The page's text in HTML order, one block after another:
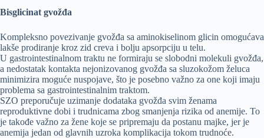
Bisglicinat gvožđa
Kompleksno povezivanje gvožđa sa aminokiselinom glicin omogućava
lakše prodiranje kroz zid creva i bolju apsorpciju u telu.
U gastrointestinalnom traktu ne formiraju se slobodni molekuli gvožđa,
a nedostatak kontakta nejonizovanog gvožđa sa sluzokožom želuca
minimizira moguće nuspojave, što je posebno važno za one koji imaju
problema sa gastrointestinalnim traktom.
SZO preporučuje uzimanje dodataka gvožđa svim ženama
reproduktivne dobi i trudnicama zbog smanjenja rizika od anemije. To
je takođe važno za žene koje se pripremaju da postanu majke, jer je
anemija jedan od glavnih uzroka komplikacija tokom trudnoće.